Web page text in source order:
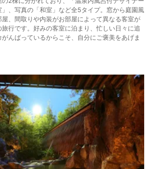
」、写真の「和室」など全5タイプ。窓から庭園風
、間取りや内装がお部屋によって異なる客室が
行です。好みの客室に泊まり、忙しい日々に追
んばっているからこそ、自分にご褒美をあげま